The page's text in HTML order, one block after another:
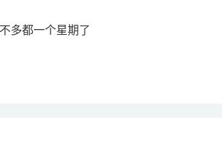
多都一个星期了